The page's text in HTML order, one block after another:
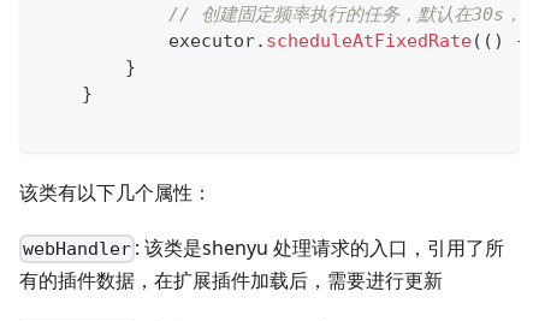
// 创建固定频率执行的任务，默认在30s，
            executor
. scheduleAtFixedRate( ( )
->
}
}
该类有以下几个属性：
webHandler : 该类是shenyu 处理请求的入口，引用了所
有的插件数据，在扩展插件加载后，需要进行更新